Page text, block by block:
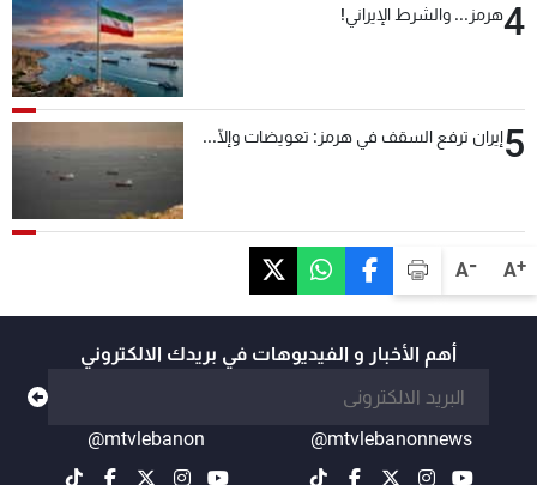
A+
A-
4هرمز... والشرط الإيراني!
5إيران ترفع السقف في هرمز: تعويضات وإلّا...
أهم الأخبار و الفيديوهات في بريدك الالكتروني
@mtvlebanonnews
@mtvlebanon